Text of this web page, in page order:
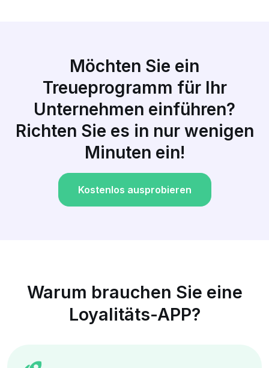
Möchten Sie ein
Treueprogramm für Ihr
Unternehmen einführen?
Richten Sie es in nur wenigen
Minuten ein!
Kostenlos ausprobieren
Warum brauchen Sie eine
Loyalitäts-APP?